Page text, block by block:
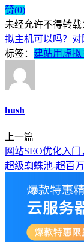
赞(0)
未经允许不得转载
拟主机可以吗？对
标签： 建站用虚拟
hush
上一篇
网站SEO优化入门
超级蜘蛛池-超百